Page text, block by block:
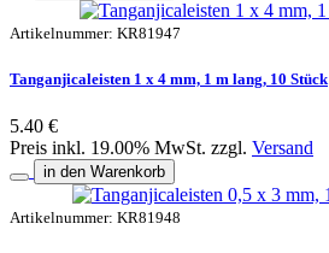
Artikelnummer: KR81947
Tanganjicaleisten 1 x 4 mm, 1 m lang, 10 Stück
5.40 €
Preis inkl. 19.00% MwSt. zzgl. Versand
in den Warenkorb
Artikelnummer: KR81948